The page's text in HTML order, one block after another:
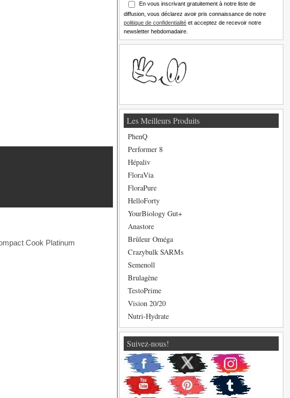
En vous inscrivant gratuitement à notre liste de
diffusion, vous déclarez avoir pris connaissance de notre
politique de confidentialité et acceptez de recevoir notre
newsletter hebdomadaire.
Les Meilleurs Produits
PhenQ
Performer 8
Hépaliv
FloraVia
FloraPure
HelloForty
YourBiology Gut+
Anastore
Brûleur Oméga
Crazybulk SARMs
Semenoll
Brulagène
TestoPrime
Vision 20/20
Nutri-Hydrate
Suivez-nous!